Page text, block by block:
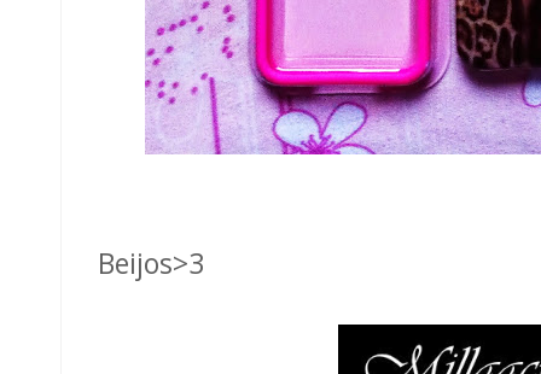
Beijos>3